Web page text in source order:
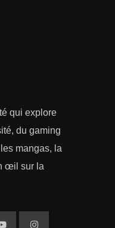
qui explore
du gaming
mangas, la
œil sur la